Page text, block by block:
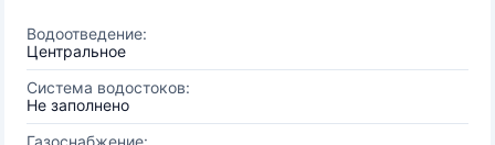
Водоотведение:
Центральное
Система водостоков:
Не заполнено
Газоснабжение: